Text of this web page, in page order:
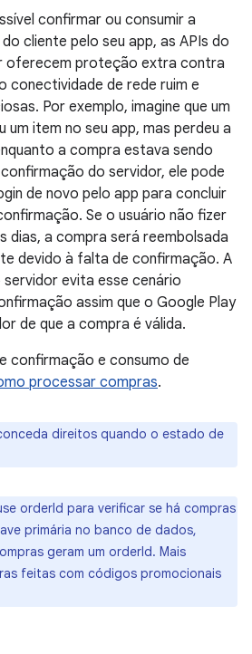
confirmar ou consumir a
cliente pelo seu app, as APIs do
oferecem proteção extra contra
conectividade de rede ruim e
Por exemplo, imagine que um
um item no seu app, mas perdeu a
a compra estava sendo
do servidor, ele pode
de novo pelo app para concluir
Se o usuário não fizer
dias, a compra será reembolsada
devido à falta de confirmação. A
evita esse cenário
assim que o Google Play
de que a compra é válida.
confirmação e consumo de
processar compras.
direitos quando o estado de
orderId para verificar se há compras
primária no banco de dados,
geram um orderId. Mais
feitas com códigos promocionais